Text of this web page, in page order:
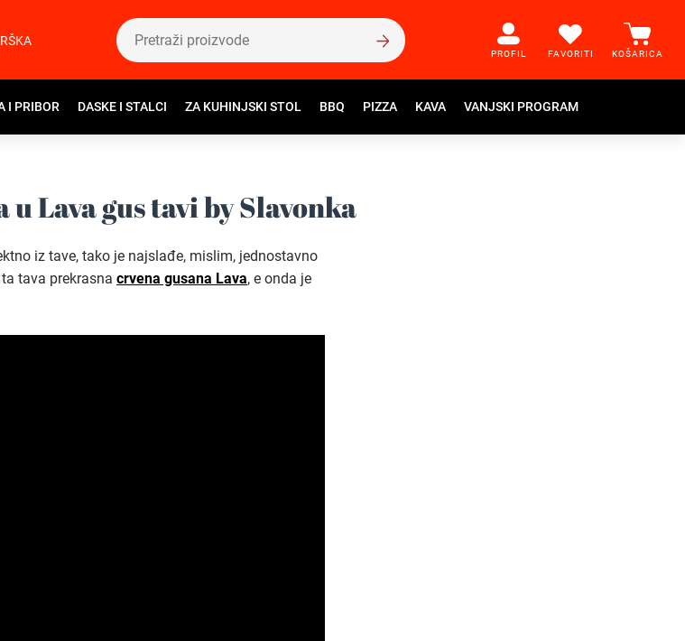
PROFIL FAVORITI KOŠARICA
I PRIBOR DASKE I STALCI ZA KUHINJSKI STOL BBQ PIZZA KAVA VANJSKI PROGRAM
Lava gus tavi by Slavonka
iz tave, tako je najslađe, mislim, jednostavno
tava prekrasna crvena gusana Lava, e onda je